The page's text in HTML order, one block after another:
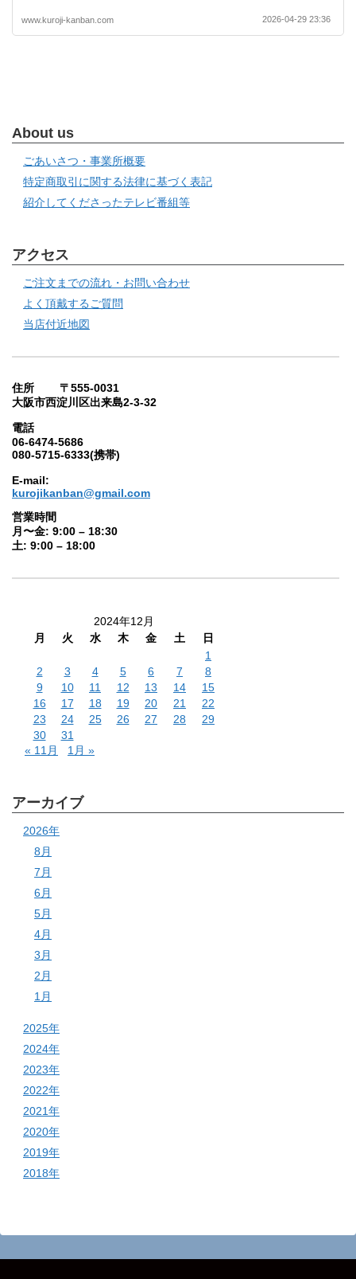
www.kuroji-kanban.com 2026-04-29 23:36
About us
ごあいさつ・事業所概要
特定商取引に関する法律に基づく表記
紹介してくださったテレビ番組等
アクセス
ご注文までの流れ・お問い合わせ
よく頂戴するご質問
当店付近地図
住所 〒555-0031
大阪市西淀川区出来島2-3-32
電話
06-6474-5686
080-5715-6333(携帯)
E-mail:
kurojikanban@gmail.com
営業時間
月〜金: 9:00 – 18:30
土: 9:00 – 18:00
2024年12月
月
火 水 木 金 土
日
1
2
3 4 5 6 7
8
9
10 11 12 13 14
15
16
17 18 19 20 21
22
23
24 25 26 27 28
29
30
31
« 11月
1月 »
アーカイブ
2026年
8月
7月
6月
5月
4月
3月
2月
1月
2025年
2024年
2023年
2022年
2021年
2020年
2019年
2018年